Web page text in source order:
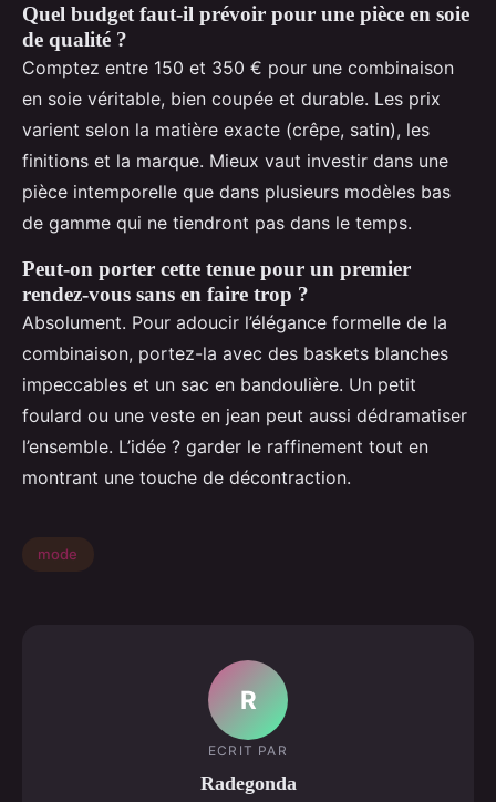
Quel budget faut-il prévoir pour une pièce en soie
de qualité ?
Comptez entre 150 et 350 € pour une combinaison
en soie véritable, bien coupée et durable. Les prix
varient selon la matière exacte (crêpe, satin), les
finitions et la marque. Mieux vaut investir dans une
pièce intemporelle que dans plusieurs modèles bas
de gamme qui ne tiendront pas dans le temps.
Peut-on porter cette tenue pour un premier
rendez-vous sans en faire trop ?
Absolument. Pour adoucir l’élégance formelle de la
combinaison, portez-la avec des baskets blanches
impeccables et un sac en bandoulière. Un petit
foulard ou une veste en jean peut aussi dédramatiser
l’ensemble. L’idée ? garder le raffinement tout en
montrant une touche de décontraction.
mode
R
ECRIT PAR
Radegonda